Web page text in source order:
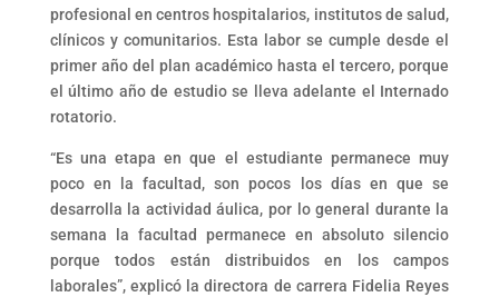
profesional en centros hospitalarios, institutos de salud,
clínicos y comunitarios. Esta labor se cumple desde el
primer año del plan académico hasta el tercero, porque
el último año de estudio se lleva adelante el Internado
rotatorio.
“Es una etapa en que el estudiante permanece muy
poco en la facultad, son pocos los días en que se
desarrolla la actividad áulica, por lo general durante la
semana la facultad permanece en absoluto silencio
porque todos están distribuidos en los campos
laborales”, explicó la directora de carrera Fidelia Reyes